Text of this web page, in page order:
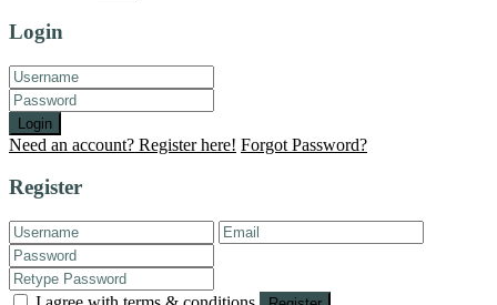
Login
Login
Need an account? Register here! Forgot Password?
Register